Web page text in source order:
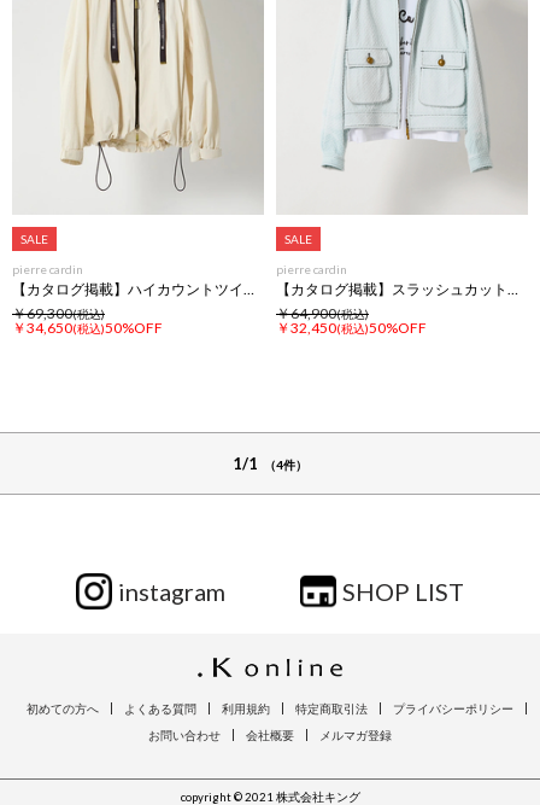
SALE
pierre cardin
【カタログ掲載】ハイカウントツイル フーディ ジャケット
￥69,300(税込)
￥34,650(税込)50%OFF
SALE
pierre cardin
【カタログ掲載】スラッシュカットデニム ジャケット
￥64,900(税込)
￥32,450(税込)50%OFF
1/1 （4件）
instagram SHOP LIST
初めての方へ よくある質問 利用規約 特定商取引法
プライバシーポリシー
お問い合わせ
会社概要 メルマガ登録
copyright © 2021 株式会社キング